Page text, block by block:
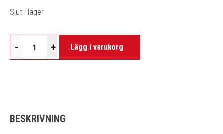
Slut i lager
- + Lägg i varukorg
BESKRIVNING